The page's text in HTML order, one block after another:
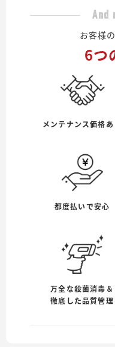
And
お客様
6つ
メンテナンス価格あ
都度払いで安心
万全な殺菌消毒＆
徹底した品質管理